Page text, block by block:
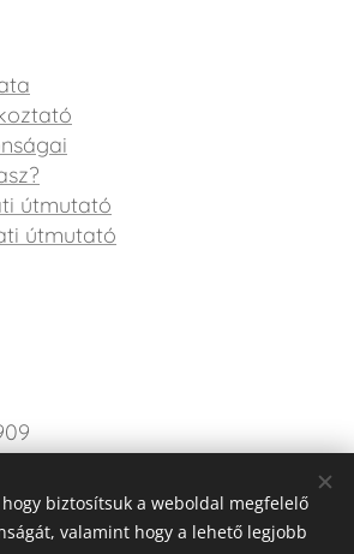
útmutató
útmutató
nekünk!biztosítsuk a weboldal megfelelő
valamint hogy a lehető legjobb